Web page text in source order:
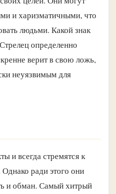
и харизматичными, что
людьми. Какой знак
определенно
верит в свою ложь,
неуязвимым для
и всегда стремятся к
ради этого они
и обман. Самый хитрый